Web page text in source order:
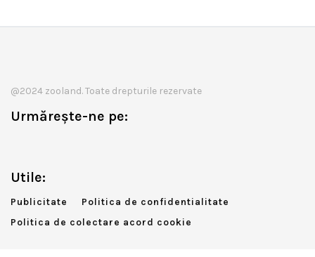
@2024 zooland. Toate drepturile rezervate
Urmărește-ne pe:
Utile:
Publicitate
Politica de confidentialitate
Politica de colectare acord cookie